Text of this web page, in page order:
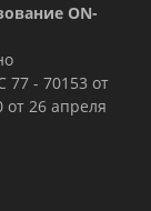
ON-
77 - 70153 от
26 апреля